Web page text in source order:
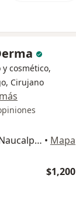
cosmético,
Cirujano
C. Hidalgo & Calz. San Esteban, Naucalpan de Juárez • Mapa
$1,200